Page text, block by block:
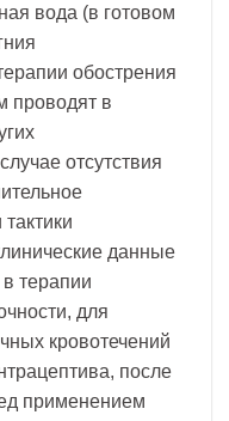
вода (в готовом
обострения
проводят в
отсутствия
данные
терапии
для
кровотечений
после
применением